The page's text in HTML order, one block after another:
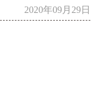
2020年09月29日